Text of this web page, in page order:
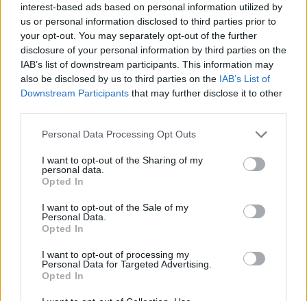
interest-based ads based on personal information utilized by
us or personal information disclosed to third parties prior to
your opt-out. You may separately opt-out of the further
disclosure of your personal information by third parties on the
IAB’s list of downstream participants. This information may
also be disclosed by us to third parties on the IAB’s List of
Downstream Participants that may further disclose it to other
Please note that this website/app uses one or more Google
not limited to your visit or usage behaviour. You may click to
grant or deny consent to Google and its third-party tags to
use your data for below specified purposes in below Google
consent section.
Personal Data Processing Opt Outs
I want to opt-out of the Sharing of my
personal data.
Opted In
I want to opt-out of the Sale of my
Personal Data.
Opted In
I want to opt-out of processing my
Personal Data for Targeted Advertising.
Opted In
Kövess minket, és értesülj a friss hírekről a
Facebookon is!
Követem
IGAZI # NAGY Ő